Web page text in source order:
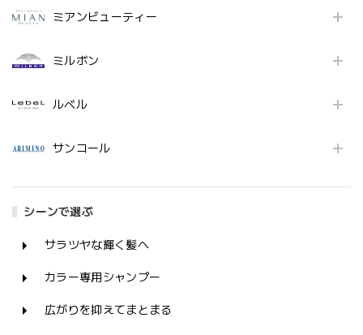
ミアンビューティー
ミルボン
ルベル
サンコール
シーンで選ぶ
サラツヤな輝く髪へ
カラー専用シャンプー
広がりを抑えてまとまる